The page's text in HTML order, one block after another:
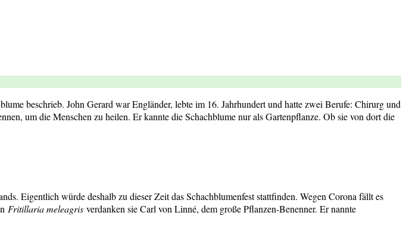
beschrieb. John Gerard war Engländer, lebte im 16. Jahrhundert und hatte zwei Berufe: Chirurg und
um die Menschen zu heilen. Er kannte die Schachblume nur als Gartenpflanze. Ob sie von dort die
Eigentlich würde deshalb zu dieser Zeit das Schachblumenfest stattfinden. Wegen Corona fällt es
Fritillaria meleagris verdanken sie Carl von Linné, dem große Pflanzen-Benenner. Er nannte